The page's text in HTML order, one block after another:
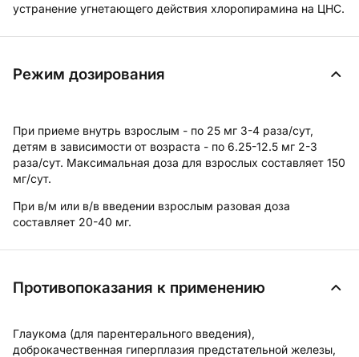
устранение угнетающего действия хлоропирамина на ЦНС.
Режим дозирования
При приеме внутрь взрослым - по 25 мг 3-4 раза/сут,
детям в зависимости от возраста - по 6.25-12.5 мг 2-3
раза/сут. Максимальная доза для взрослых составляет 150
мг/сут.
При в/м или в/в введении взрослым разовая доза
составляет 20-40 мг.
Противопоказания к применению
Глаукома (для парентерального введения),
доброкачественная гиперплазия предстательной железы,